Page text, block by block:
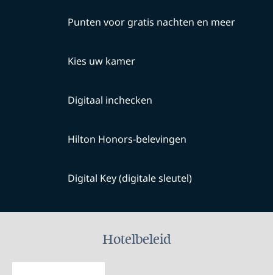
Punten voor gratis nachten en meer
Kies uw kamer
Digitaal inchecken
Hilton Honors-belevingen
Digital Key (digitale sleutel)
Hotelbeleid